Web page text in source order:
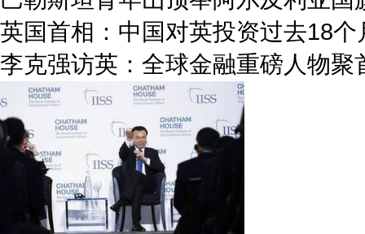
英国首相：中国对英投资过去18
李克强访英：全球金融重磅人物聚